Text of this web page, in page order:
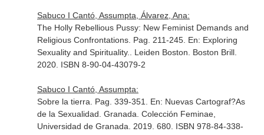
Sabuco I Cantó, Assumpta, Álvarez, Ana:
The Holly Rebellious Pussy: New Feminist Demands and
Religious Confrontations. Pag. 211-245. En: Exploring
Sexuality and Spirituality.
. Leiden Boston. Boston Brill.
2020. ISBN 8-90-04-43079-2
Sabuco I Cantó, Assumpta:
Sobre la tierra. Pag. 339-351. En: Nuevas Cartograf?As
de la Sexualidad . Granada. Colección Feminae,
Universidad de Granada. 2019. 680. ISBN 978-84-338-